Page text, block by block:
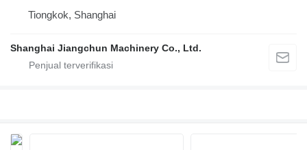
Tiongkok, Shanghai
Shanghai Jiangchun Machinery Co., Ltd.